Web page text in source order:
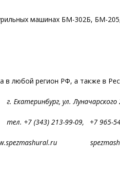
машинах БМ-302Б, БМ-
в любой регион РФ, а также в
ул.
(343) 213-99-09, +7